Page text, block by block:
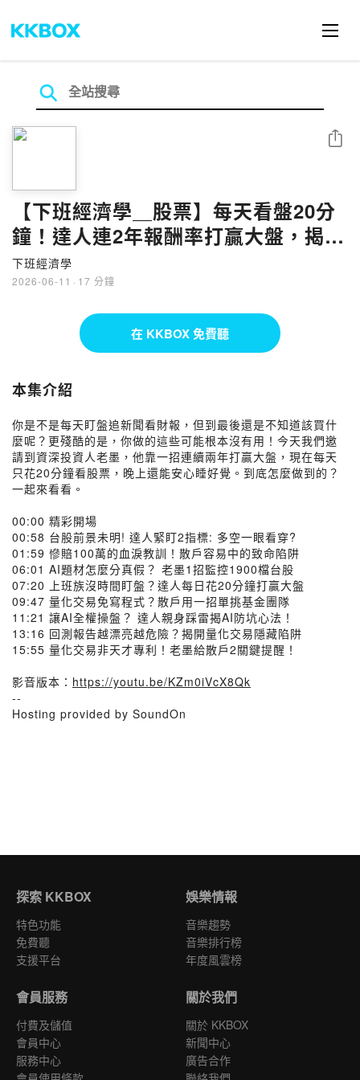
【下班經濟學＿股票】每天看盤20分
鐘！達人連2年報酬率打贏大盤，揭散
戶無腦投資法！ft. 老墨｜謝哲青、張
瓊方
下班經濟學
2026-06-11 · 17 分鐘
分享
在 KKBOX 免費聽
本集介紹
你是不是每天盯盤追新聞看財報，但到最後還是不知道該買什
麼呢？更殘酷的是，你做的這些可能根本沒有用！今天我們邀
請到資深投資人老墨，他靠一招連續兩年打贏大盤，現在每天
只花20分鐘看股票，晚上還能安心睡好覺。到底怎麼做到的？
一起來看看。
00:00 精彩開場
00:58 台股前景未明! 達人緊盯2指標: 多空一眼看穿?
01:59 慘賠100萬的血淚教訓！散戶容易中的致命陷阱
06:01 AI題材怎麼分真假？ 老墨1招監控1900檔台股
07:20 上班族沒時間盯盤？達人每日花20分鐘打贏大盤
09:47 量化交易免寫程式？散戶用一招單挑基金團隊
11:21 讓AI全權操盤？ 達人親身踩雷揭AI防坑心法！
13:16 回測報告越漂亮越危險？揭開量化交易隱藏陷阱
15:55 量化交易非天才專利！老墨給散戶2關鍵提醒！
影音版本： https://youtu.be/KZm0iVcX8Qk
--
Hosting provided by SoundOn
探索 KKBOX
特色功能
免費聽
支援平台
娛樂情報
音樂趨勢
音樂排行榜
年度風雲榜
會員服務
付費及儲值
會員中心
服務中心
關於我們
關於 KKBOX
新聞中心
廣告合作